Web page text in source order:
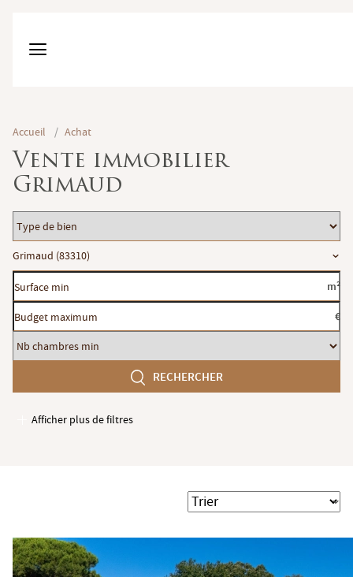
Accueil / Achat
Vente immobilier
Grimaud
Type
de
bien
Localisation
Grimaud (83310)
Surface
min
m²
Budget
maximum
€
Nb
chambres
RECHERCHER
Afficher plus de filtres
Garages / Parking
Terrasse
Jardin
Trier